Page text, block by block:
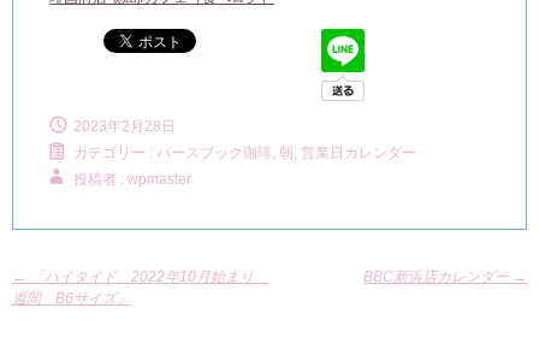
2023年2月28日
カテゴリー : バースブック珈琲, 朝, 営業日カレンダー
投稿者 : wpmaster
←
「ハイタイド 2022年10月始まり
週間 B6サイズ」
BBC新浜店カレンダー →